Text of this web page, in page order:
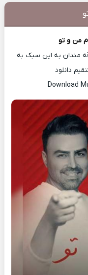
من و تو
مندان به این سبک به
دانلود